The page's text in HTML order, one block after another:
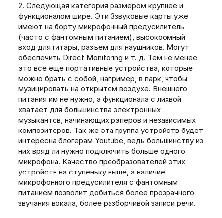
2. Следующая категория размером крупнее и
функционалом шире. Эти Ззвуковые карты уже
имеют на борту микрофонный предусилитель
(часто с фантомным питанием), высокоомный
вход для гитары, разъем для наушников. Могут
обеспечить Direct Monitoring и т. д. Тем не менее
это все еще портативные устройства, которые
можно брать с собой, например, в парк, чтобы
музицировать на открытом воздухе. Внешнего
питания им не нужно, а функционала с лихвой
хватает для большинства электронных
музыкантов, начинающих рэперов и независимых
композиторов. Так же эта группа устройств будет
интересна блогерам Youtube, ведь большинству из
них вряд ли нужно подключить больше одного
микрофона. Качество преобразователей этих
устройств на ступеньку выше, а наличие
микрофонного предусилителя с фантомным
питанием позволит добиться более прозрачного
звучания вокала, более разборчивой записи речи.